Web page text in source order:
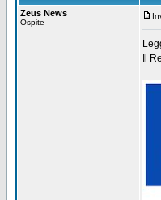
Zeus News
Ospite
Il